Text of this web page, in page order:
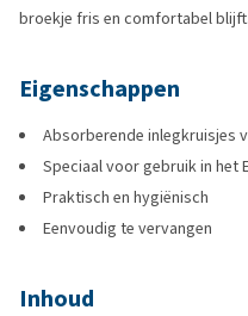
broekje fris en comfortabel blijft.
Eigenschappen
Absorberende inlegkruisjes
Speciaal voor gebruik in het
Praktisch en hygiënisch
Eenvoudig te vervangen
Inhoud